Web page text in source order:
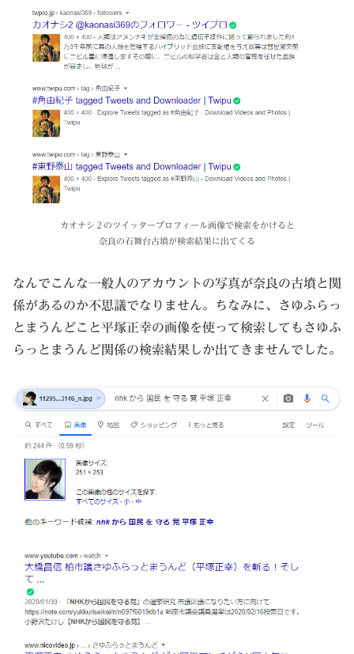
カオナシ２のツイッタープロフィール画像で検索をかけると
奈良の石舞台古墳が検索結果に出てくる
なんでこんな一般人のアカウントの写真が奈良の古墳と関
係があるのか不思議でなりません。ちなみに、さゆふらっ
とまうんどこと平塚正幸の画像を使って検索してもさゆふ
らっとまうんど関係の検索結果しか出てきませんでした。